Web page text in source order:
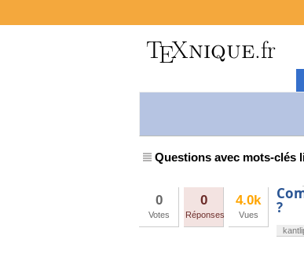
Questions avec mots-clés
0
Votes
0
Réponses
4.0k
Vues ?